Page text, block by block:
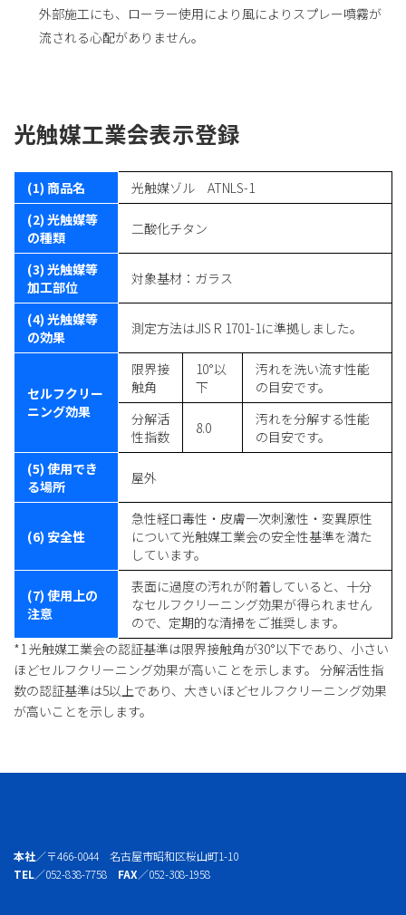
外部施工にも、ローラー使用により風によりスプレー噴霧が
流される心配がありません。
光触媒工業会表示登録
(1) 商品名
光触媒ゾル ATNLS-1
(2) 光触媒等
の種類
二酸化チタン
(3) 光触媒等
加工部位
対象基材：ガラス
(4) 光触媒等
の効果
測定方法はJIS R 1701-1に準拠しました。
セルフクリー
ニング効果
限界接
触角
10°以
下
汚れを洗い流す性能
の目安です。
分解活
性指数
8.0
汚れを分解する性能
の目安です。
(5) 使用でき
る場所
屋外
(6) 安全性
急性経口毒性・皮膚一次刺激性・変異原性
について光触媒工業会の安全性基準を満た
しています。
(7) 使用上の
注意
表面に過度の汚れが附着していると、十分
なセルフクリーニング効果が得られません
ので、定期的な清掃をご推奨します。
*1 光触媒工業会の認証基準は限界接触角が30°以下であり、小さい
ほどセルフクリーニング効果が高いことを示します。 分解活性指
数の認証基準は5以上であり、大きいほどセルフクリーニング効果
が高いことを示します。
本社／〒466-0044 名古屋市昭和区桜山町1-10
TEL／052-838-7758 FAX／052-308-1958